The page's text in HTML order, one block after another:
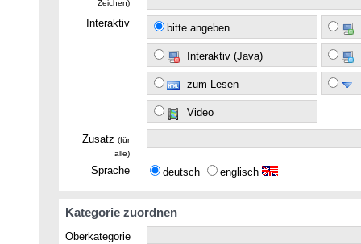
Zeichen)
Interaktiv bitte angeben
Interaktiv (Java)
zum Lesen
Video
Zusatz (für
alle)
Sprache deutsch englisch
Kategorie zuordnen
Oberkategorie